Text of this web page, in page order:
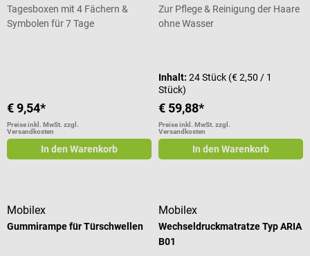
Tagesboxen mit 4 Fächern &
Symbolen für 7 Tage
€ 9,54*
Preise inkl. MwSt. zzgl.
Versandkosten
In den Warenkorb
Zur Pflege & Reinigung der Haare
ohne Wasser
Inhalt:24 Stück (€ 2,50 / 1
Stück)
€ 59,88*
Preise inkl. MwSt. zzgl.
Versandkosten
In den Warenkorb
Mobilex
Gummirampe für Türschwellen
Mobilex
Wechseldruckmatratze Typ ARIA
B01